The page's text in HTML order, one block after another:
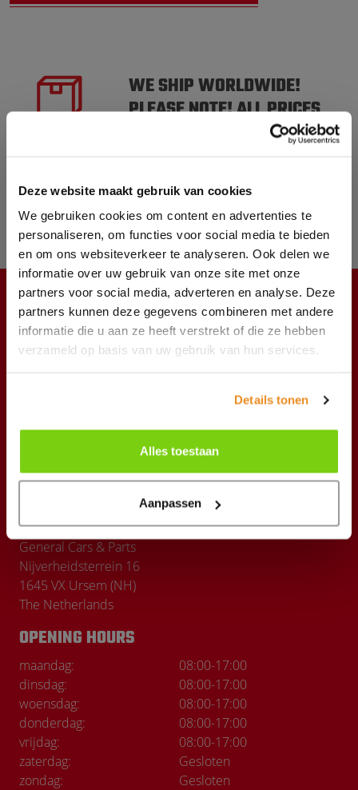
Deze website maakt gebruik van cookies
We gebruiken cookies om content en advertenties te
personaliseren, om functies voor social media te bieden
en om ons websiteverkeer te analyseren. Ook delen we
informatie over uw gebruik van onze site met onze
partners voor social media, adverteren en analyse. Deze
partners kunnen deze gegevens combineren met andere
informatie die u aan ze heeft verstrekt of die ze hebben
verzameld op basis van uw gebruik van hun services.
Details tonen
Alles toestaan
Aanpassen
WE SHIP WORLDWIDE!
PLEASE NOTE! ALL PRICES
SHIPPED TODAY
OVER 10.000 PRODUCTS IN
STOCK
CUSTOMER SERVICE
Products
Our brands
CONTACT
General Cars & Parts
Nijverheidsterrein 16
1645 VX Ursem (NH)
The Netherlands
OPENING HOURS
maandag: 08:00-17:00
dinsdag:
08:00-17:00
woensdag:
08:00-17:00
donderdag:
08:00-17:00
vrijdag:
08:00-17:00
zaterdag:
Gesloten
zondag:
Gesloten